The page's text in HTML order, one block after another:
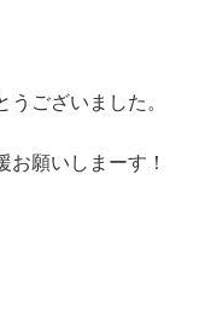
ございました。
お願いしまーす！